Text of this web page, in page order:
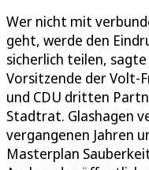
Wer nicht mit
geht, werde den
sicherlich teilen,
Vorsitzende der Volt-
und CDU dritten
Stadtrat. Glashagen
vergangenen Jahren
Masterplan